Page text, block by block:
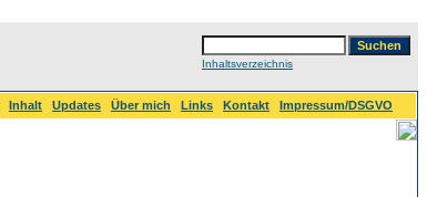
Inhaltsverzeichnis
Inhalt Updates Über mich Links Kontakt
Impressum/DSGVO